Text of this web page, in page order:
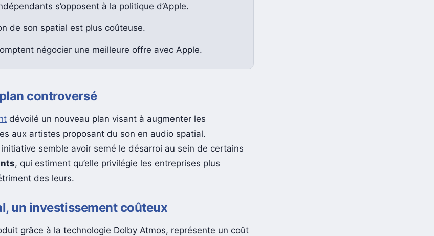
s’opposent à la politique d’Apple.
de son spatial est plus coûteuse.
négocier une meilleure offre avec Apple.
controversé
dévoilé un nouveau plan visant à augmenter les
aux artistes proposant du son en audio spatial.
semble avoir semé le désarroi au sein de certains
, qui estiment qu’elle privilégie les entreprises plus
des leurs.
un investissement coûteux
grâce à la technologie Dolby Atmos, représente un coût